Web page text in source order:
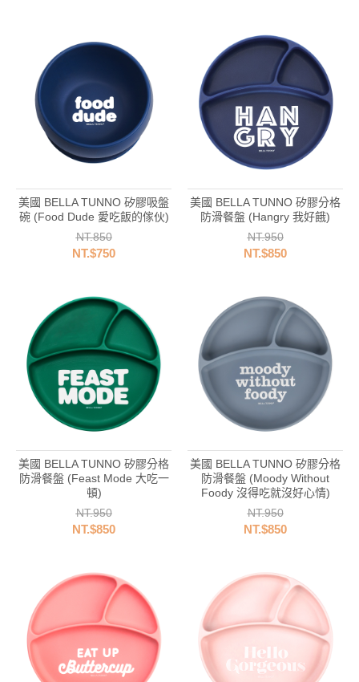
美國 BELLA TUNNO 矽膠吸盤
碗 (Food Dude 愛吃飯的傢伙)
NT.850
NT.$750
美國 BELLA TUNNO 矽膠分格
防滑餐盤 (Hangry 我好餓)
NT.950
NT.$850
美國 BELLA TUNNO 矽膠分格
防滑餐盤 (Feast Mode 大吃一
頓)
NT.950
NT.$850
美國 BELLA TUNNO 矽膠分格
防滑餐盤 (Moody Without
Foody 沒得吃就沒好心情)
NT.950
NT.$850